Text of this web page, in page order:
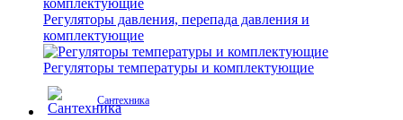
Регуляторы давления, перепада давления и
комплектующие
Регуляторы температуры и комплектующие
Сантехника